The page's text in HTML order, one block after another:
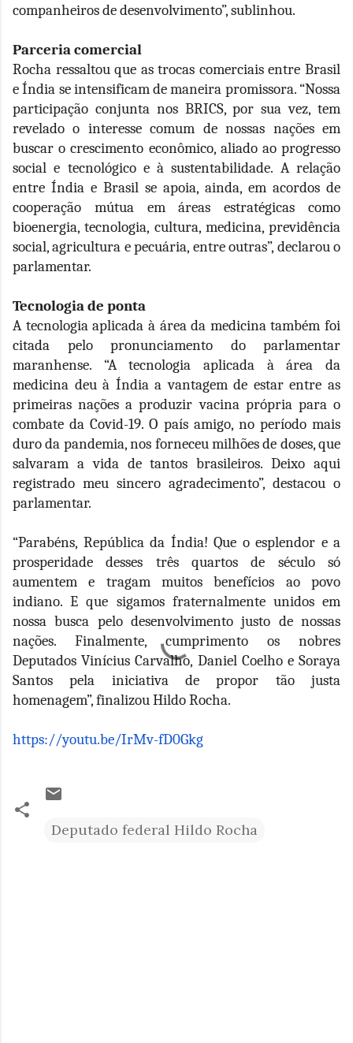
companheiros de desenvolvimento”, sublinhou.
Parceria comercial
Rocha ressaltou que as trocas comerciais entre Brasil
e Índia se intensificam de maneira promissora. “Nossa
participação conjunta nos BRICS, por sua vez, tem
revelado o interesse comum de nossas nações em
buscar o crescimento econômico, aliado ao progresso
social e tecnológico e à sustentabilidade. A relação
entre Índia e Brasil se apoia, ainda, em acordos de
cooperação mútua em áreas estratégicas como
bioenergia, tecnologia, cultura, medicina, previdência
social, agricultura e pecuária, entre outras”, declarou o
parlamentar.
Tecnologia de ponta
A tecnologia aplicada à área da medicina também foi
citada pelo pronunciamento do parlamentar
maranhense. “A tecnologia aplicada à área da
medicina deu à Índia a vantagem de estar entre as
primeiras nações a produzir vacina própria para o
combate da Covid-19. O país amigo, no período mais
duro da pandemia, nos forneceu milhões de doses, que
salvaram a vida de tantos brasileiros. Deixo aqui
registrado meu sincero agradecimento”, destacou o
parlamentar.
“Parabéns, República da Índia! Que o esplendor e a
prosperidade desses três quartos de século só
aumentem e tragam muitos benefícios ao povo
indiano. E que sigamos fraternalmente unidos em
nossa busca pelo desenvolvimento justo de nossas
nações. Finalmente, cumprimento os nobres
Deputados Vinícius Carvalho, Daniel Coelho e Soraya
Santos pela iniciativa de propor tão justa
homenagem”, finalizou Hildo Rocha.
https://youtu.be/IrMv-fD0Gkg
Deputado federal Hildo Rocha